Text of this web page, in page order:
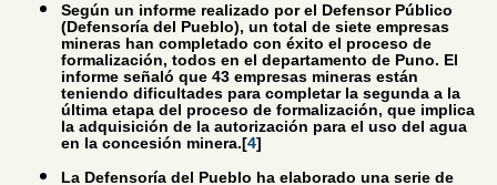
Según un informe realizado por el Defensor Público
(Defensoría del Pueblo), un total de siete empresas
mineras han completado con éxito el proceso de
formalización, todos en el departamento de Puno. El
informe señaló que 43 empresas mineras están
teniendo dificultades para completar la segunda a la
última etapa del proceso de formalización, que implica
la adquisición de la autorización para el uso del agua
en la concesión minera.[4]
La Defensoría del Pueblo ha elaborado una serie de